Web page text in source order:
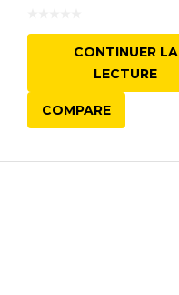
CONTINUER LA
LECTURE
COMPARE